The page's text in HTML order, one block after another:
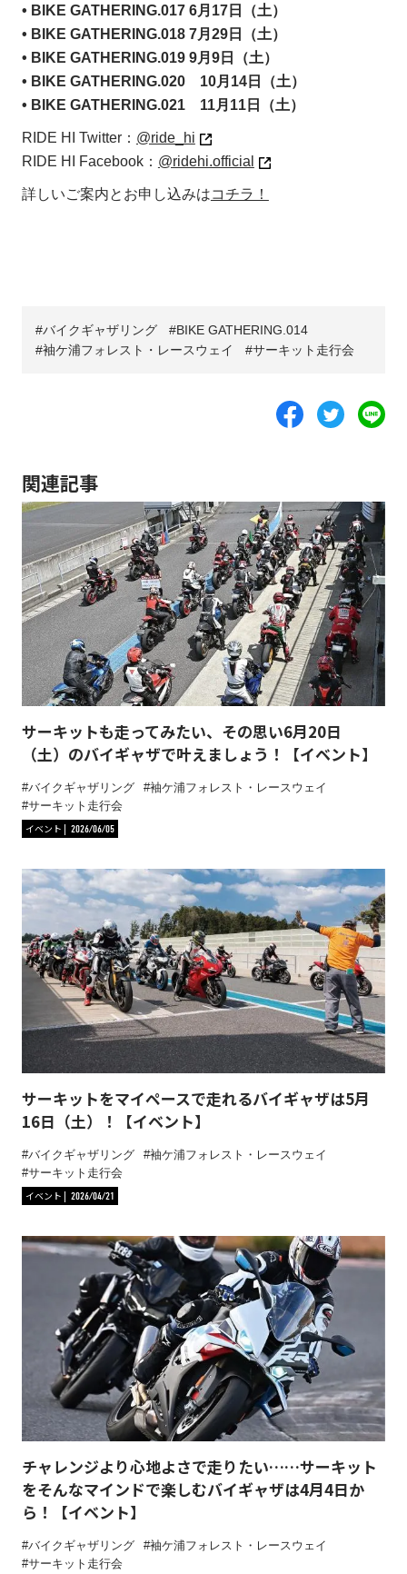
• BIKE GATHERING.017 6月17日（土）
• BIKE GATHERING.018 7月29日（土）
• BIKE GATHERING.019 9月9日（土）
• BIKE GATHERING.020 10月14日（土）
• BIKE GATHERING.021 11月11日（土）
RIDE HI Twitter： @ride_hi
RIDE HI Facebook： @ridehi.official
詳しいご案内とお申し込みはコチラ！
バイクギャザリング
BIKE GATHERING.014
袖ケ浦フォレスト・レースウェイ
サーキット走行会
関連記事
サーキットも走ってみたい、その思い6月20日
（土）のバイギャザで叶えましょう！【イベント】
バイクギャザリング
袖ケ浦フォレスト・レースウェイ
サーキット走行会
イベント
2026/06/05
サーキットをマイペースで走れるバイギャザは5月
16日（土）！【イベント】
バイクギャザリング
袖ケ浦フォレスト・レースウェイ
サーキット走行会
イベント
2026/04/21
チャレンジより心地よさで走りたい……サーキット
をそんなマインドで楽しむバイギャザは4月4日か
ら！【イベント】
バイクギャザリング
袖ケ浦フォレスト・レースウェイ
サーキット走行会